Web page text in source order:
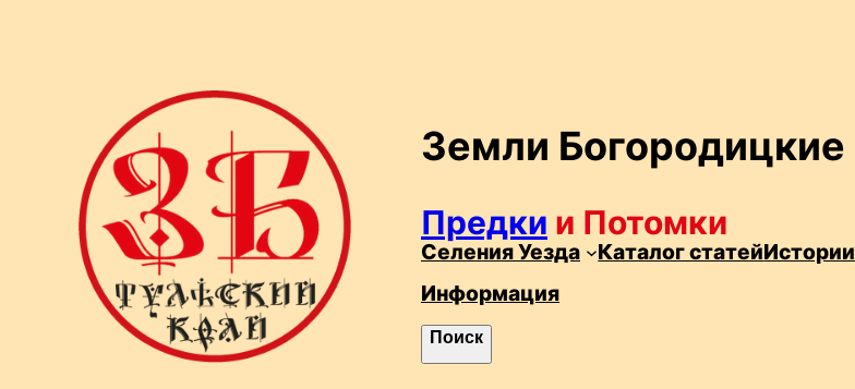
Земли Богородицкие
Предки и Потомки
Селения Уезда Каталог статейИстории
Информация
П
о
Поиск